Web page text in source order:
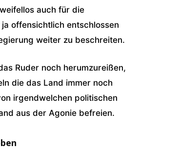
auch für die
offensichtlich entschlossen
weiter zu beschreiten.
Ruder noch herumzureißen,
die das Land immer noch
irgendwelchen politischen
aus der Agonie befreien.